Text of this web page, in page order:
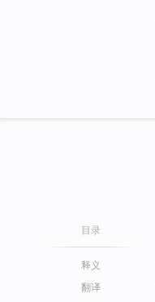
目录
释义
翻译